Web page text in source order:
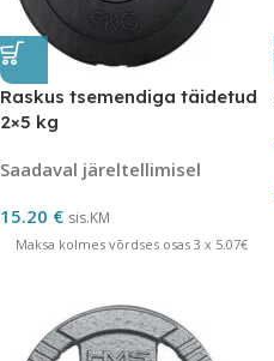
Raskus tsemendiga täidetud
2×5 kg
Saadaval järeltellimisel
15.20 € sis.KM
Maksa kolmes võrdses osas 3 x 5.07€